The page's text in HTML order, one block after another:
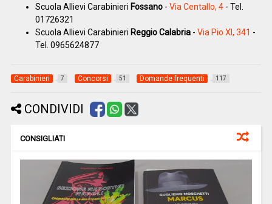
Scuola Allievi Carabinieri Fossano- Via Centallo, 4- Tel.
01726321
Scuola Allievi Carabinieri Reggio Calabria- Via Pio XI, 341 -
Tel. 0965624877
Carabinieri 7 Concorsi 51 Domande frequenti 117
CONDIVIDI
CONSIGLIATI